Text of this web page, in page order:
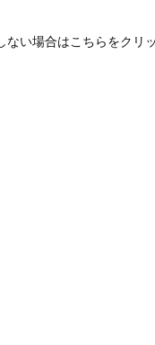
ない場合はこちらをクリ